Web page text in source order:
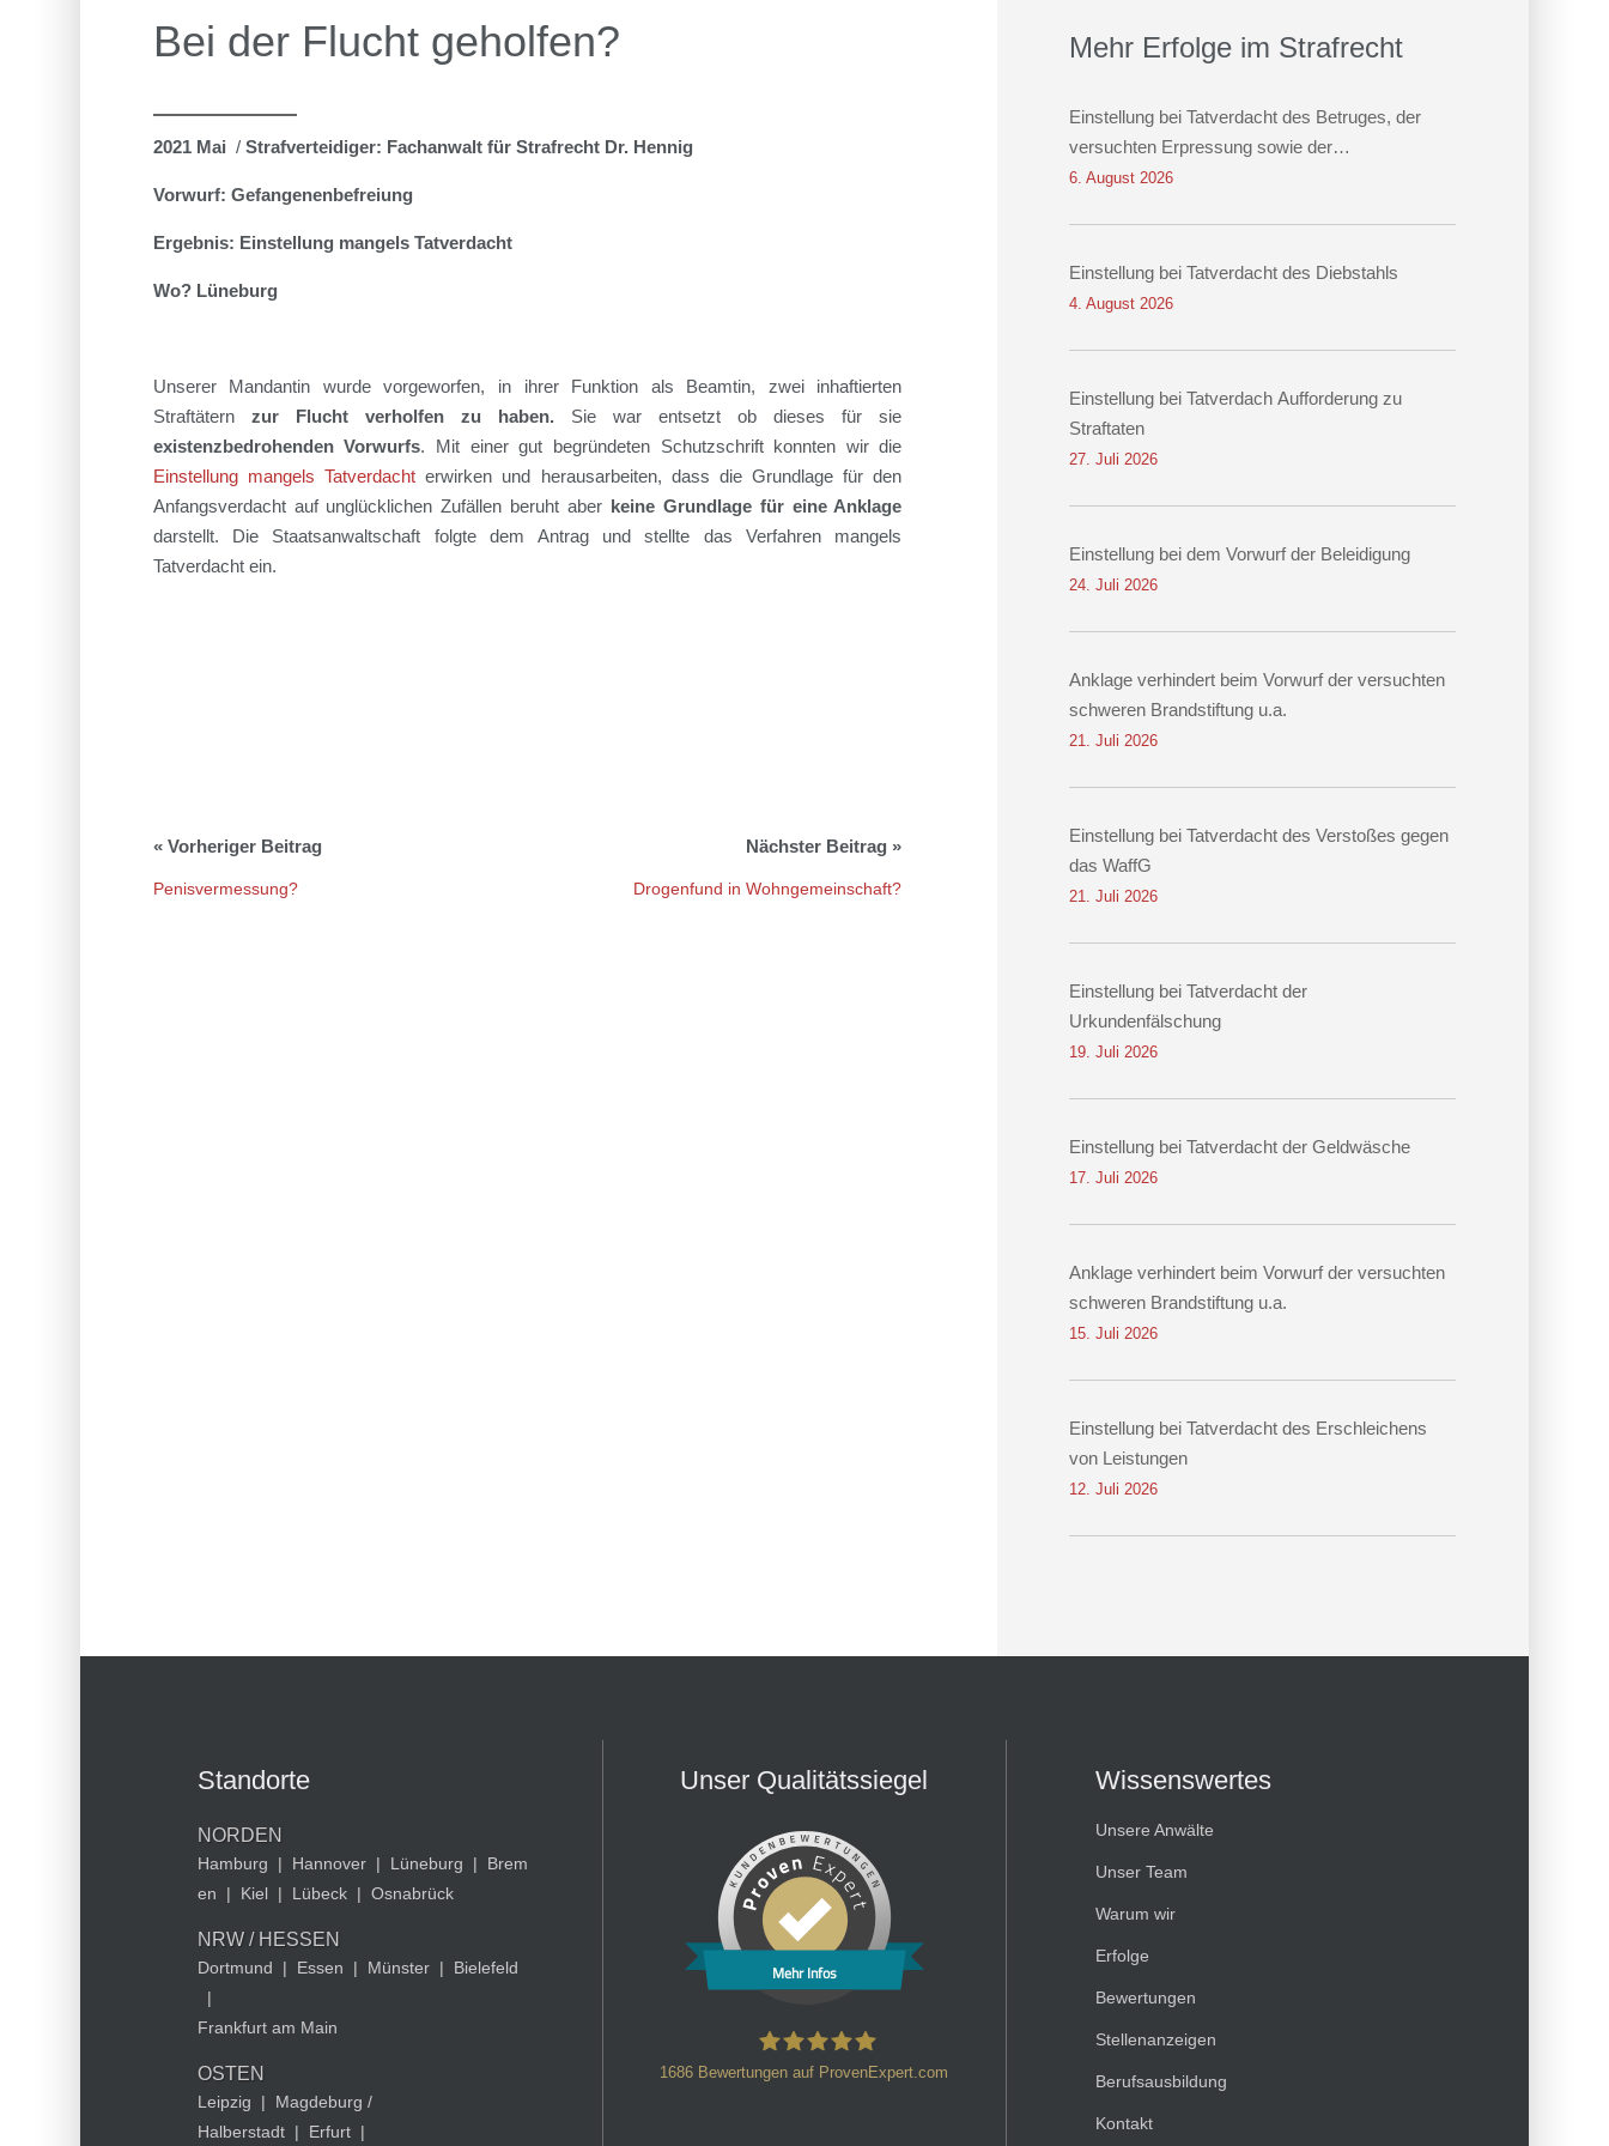
Bei der Flucht geholfen?
2021 Mai / Strafverteidiger: Fachanwalt für Strafrecht Dr. Hennig
Vorwurf: Gefangenenbefreiung
Ergebnis: Einstellung mangels Tatverdacht
Wo? Lüneburg
Unserer Mandantin wurde vorgeworfen, in ihrer Funktion als Beamtin, zwei inhaftierten
Straftäternzur Flucht verholfen zu haben. Sie war entsetzt ob dieses für sie
existenzbedrohenden Vorwurfs. Mit einer gut begründeten Schutzschrift konnten wir die
Einstellung mangels Tatverdacht erwirken und herausarbeiten, dass die Grundlage für den
Anfangsverdacht auf unglücklichen Zufällen beruht aber keine Grundlage für eine Anklage
darstellt. Die Staatsanwaltschaft folgte dem Antrag und stellte das Verfahren mangels
Tatverdacht ein.
Penisvermessung? Drogenfund in Wohngemeinschaft?
Mehr Erfolge im Strafrecht
Einstellung bei Tatverdacht des Betruges, der
versuchten Erpressung sowie der
Datenveränderung
6. August 2026
Einstellung bei Tatverdacht des Diebstahls
4. August 2026
Einstellung bei Tatverdach Aufforderung zu
Straftaten
27. Juli 2026
Einstellung bei dem Vorwurf der Beleidigung
24. Juli 2026
Anklage verhindert beim Vorwurf der versuchten
schweren Brandstiftung u.a.
21. Juli 2026
Einstellung bei Tatverdacht des Verstoßes gegen
das WaffG
21. Juli 2026
Einstellung bei Tatverdacht der
Urkundenfälschung
19. Juli 2026
Einstellung bei Tatverdacht der Geldwäsche
17. Juli 2026
Anklage verhindert beim Vorwurf der versuchten
schweren Brandstiftung u.a.
15. Juli 2026
Einstellung bei Tatverdacht des Erschleichens
von Leistungen
12. Juli 2026
Standorte
NORDEN
Hamburg | Hannover | Lüneburg |
Brem
en
| Kiel | Lübeck | Osnabrück
NRW / HESSEN
Dortmund | Essen | Münster |
Bielefeld
|
Frankfurt am Main
OSTEN
Leipzig |
Magdeburg /
Halberstadt | Erfurt |
Unser Qualitätssiegel
Mehr Infos
1686 Bewertungen auf ProvenExpert.com
Wissenswertes
Unsere Anwälte
Unser Team
Warum wir
Erfolge
Bewertungen
Stellenanzeigen
Berufsausbildung
Kontakt